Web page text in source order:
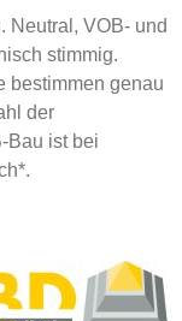
Neutral, VOB- und
stimmig.
bestimmen genau
der
Bau ist bei